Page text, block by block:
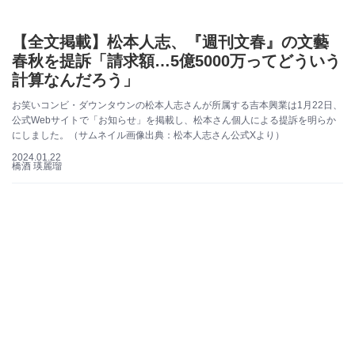
【全文掲載】松本人志、『週刊文春』の文藝
春秋を提訴「請求額…5億5000万ってどういう
計算なんだろう」
お笑いコンビ・ダウンタウンの松本人志さんが所属する吉本興業は1月22日、
公式Webサイトで「お知らせ」を掲載し、松本さん個人による提訴を明らか
にしました。（サムネイル画像出典：松本人志さん公式Xより）
2024.01.22
橋酒 瑛麗瑠